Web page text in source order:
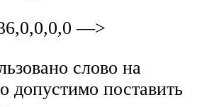
—>
слово на
допустимо поставить